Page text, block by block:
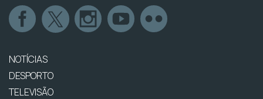
NOTÍCIAS
DESPORTO
TELEVISÃO